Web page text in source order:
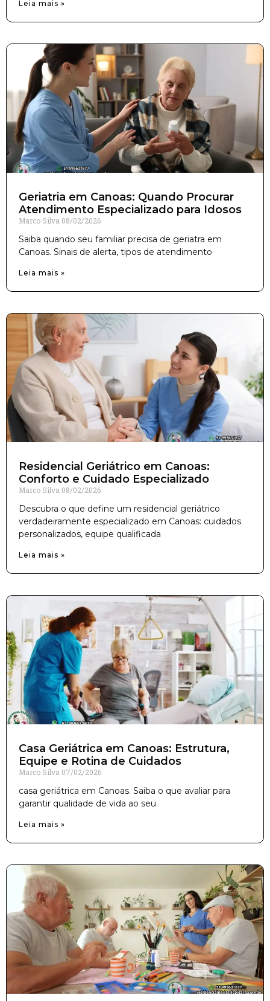
Leia mais »
Geriatria em Canoas: Quando Procurar
Atendimento Especializado para Idosos
Marco Silva 08/02/2026
Saiba quando seu familiar precisa de geriatra em
Canoas. Sinais de alerta, tipos de atendimento
Leia mais »
Residencial Geriátrico em Canoas:
Conforto e Cuidado Especializado
Marco Silva 08/02/2026
Descubra o que define um residencial geriátrico
verdadeiramente especializado em Canoas: cuidados
personalizados, equipe qualificada
Leia mais »
Casa Geriátrica em Canoas: Estrutura,
Equipe e Rotina de Cuidados
Marco Silva 07/02/2026
casa geriátrica em Canoas. Saiba o que avaliar para
garantir qualidade de vida ao seu
Leia mais »